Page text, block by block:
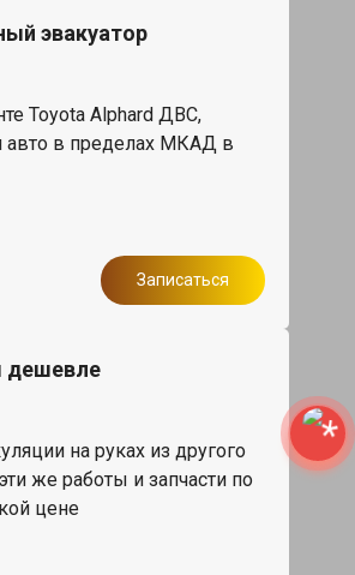
эвакуатор
Toyota Alphard ДВС,
авто в пределах МКАД в
Записаться
дешевле
на руках из другого
же работы и запчасти по
цене